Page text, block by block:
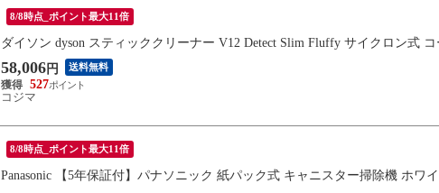
8/8時点_ポイント最大11倍
ダイソン dyson スティッククリーナー V12 Detect Slim Fluffy サイクロン式
58,006 円 送料無料
527
コジマ
8/8時点_ポイント最大11倍
Panasonic 【5年保証付】パナソニック 紙パック式 キャニスター掃除機 ホワ